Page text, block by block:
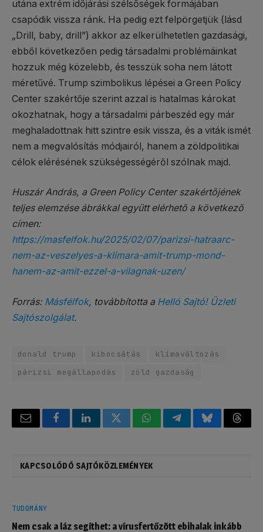
utána extrém időjárási szélsőségek formájában
csapódik vissza ránk. Ha pedig ezt felpörgetjük (lásd
„Drill, baby, drill”) akkor az elkerülhetetlen gazdasági,
ebből következően pedig társadalmi problémáinkat
hozzuk még közelebb, és tesszük soha nem látott
méretűvé. Trump szimbolikus lépései a Green Policy
Center szakértője szerint azzal is hatalmas károkat
okozhatnak, hogy a társadalmi párbeszéd egy már
meghaladottnak hitt szintre esik vissza, és a viták ismét
nem a megvalósítás módjairól, hanem a zöldpolitikai
célok elérésének szükségességéről szólnak majd.
Huszár András, a Green Policy Center szakértőjének
teljes elemzése ábrákkal együtt elérhető a következő
címen:
https://masfelfok.hu/2025/02/07/parizsi-hatraarc-
nem-az-veszelyes-a-klimara-amit-trump-mond-
hanem-az-amit-ezzel-a-vilagnak-uzen/
Forrás: Másfélfok, továbbította a Helló Sajtó! Üzleti
Sajtószolgálat.
donald trump kibocsátás
klímaváltozás
párizsi megállapodás
zöld gazdaság
Email FacebookLinkedInTwitterWhatsAppTelegramBluesky
KAPCSOLÓDÓ SAJTÓKÖZLEMÉNYEK
TUDOMÁNY
Nem csak a láz segíthet: a vírusfertőzött ebihalak inkább